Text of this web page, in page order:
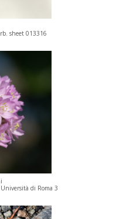
sheet 013316
di Roma 3